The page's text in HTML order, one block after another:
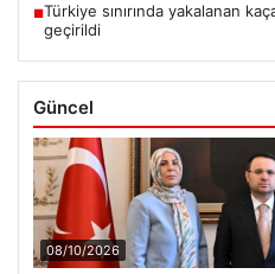
■Türkiye sınırında yakalanan
geçirildi
Güncel
08/10/2026